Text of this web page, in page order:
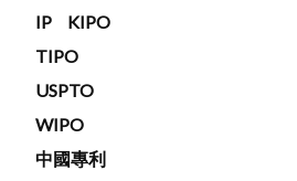
IP
KIPO
TIPO
USPTO
WIPO
中國專利